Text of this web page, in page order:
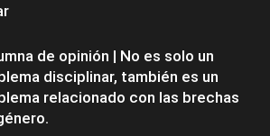
de opinión | No es solo un
disciplinar, también es un
relacionado con las brechas